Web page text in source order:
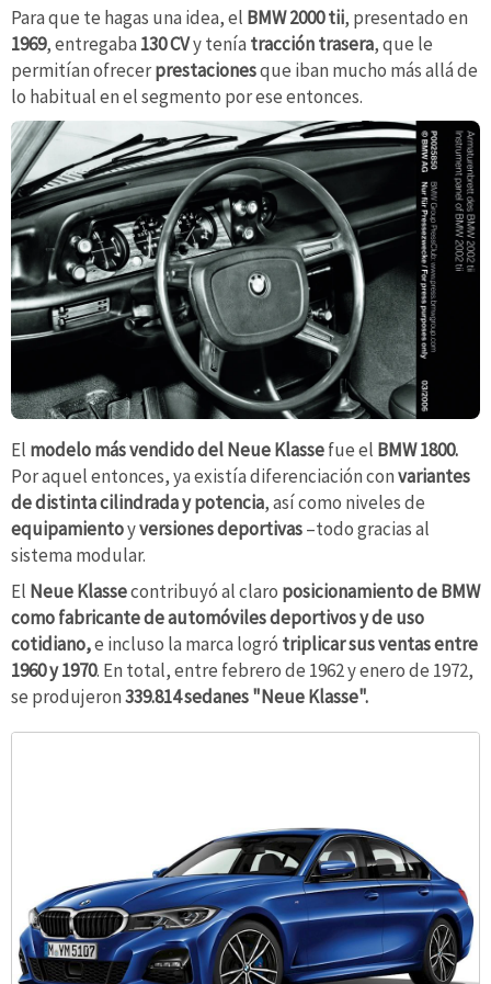
Para que te hagas una idea, el BMW 2000 tii, presentado en
1969, entregaba 130 CVy tenía tracción trasera, que le
permitían ofrecerprestacionesque iban mucho más allá de
lo habitual en el segmento por ese entonces.
El modelo más vendido del Neue Klassefue el BMW 1800.
Por aquel entonces, ya existía diferenciación convariantes
de distinta cilindrada y potencia, así como niveles de
equipamientoyversiones deportivas–todo gracias al
sistema modular.
El Neue Klassecontribuyó al claro posicionamiento de BMW
como fabricante de automóviles deportivos y de uso
cotidiano,e incluso la marca logró triplicar sus ventas entre
1960 y 1970. En total, entre febrero de 1962 y enero de 1972,
se produjeron339.814 sedanes "Neue Klasse".